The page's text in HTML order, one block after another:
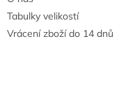
Tabulky velikostí
Vrácení zboží do 14 dnů